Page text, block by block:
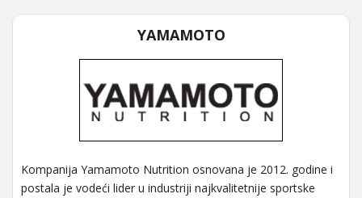
YAMAMOTO
Kompanija Yamamoto Nutrition osnovana je 2012. godine i
postala je vodeći lider u industriji najkvalitetnije sportske